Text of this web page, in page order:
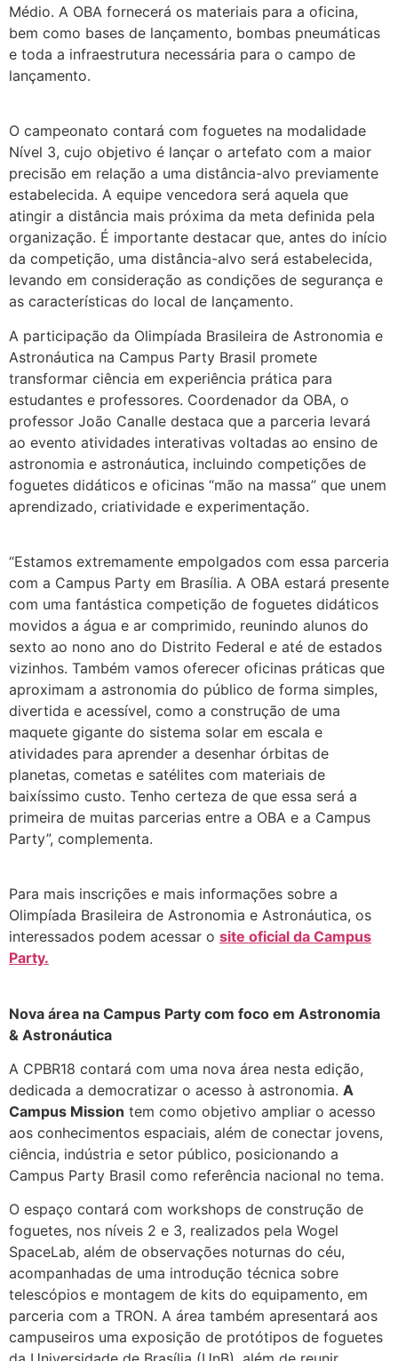
Médio. A OBA fornecerá os materiais para a oficina,
bem como bases de lançamento, bombas pneumáticas
e toda a infraestrutura necessária para o campo de
lançamento.
O campeonato contará com foguetes na modalidade
Nível 3, cujo objetivo é lançar o artefato com a maior
precisão em relação a uma distância-alvo previamente
estabelecida. A equipe vencedora será aquela que
atingir a distância mais próxima da meta definida pela
organização. É importante destacar que, antes do início
da competição, uma distância-alvo será estabelecida,
levando em consideração as condições de segurança e
as características do local de lançamento.
A participação da Olimpíada Brasileira de Astronomia e
Astronáutica na Campus Party Brasil promete
transformar ciência em experiência prática para
estudantes e professores. Coordenador da OBA, o
professor João Canalle destaca que a parceria levará
ao evento atividades interativas voltadas ao ensino de
astronomia e astronáutica, incluindo competições de
foguetes didáticos e oficinas “mão na massa” que unem
aprendizado, criatividade e experimentação.
“Estamos extremamente empolgados com essa parceria
com a Campus Party em Brasília. A OBA estará presente
com uma fantástica competição de foguetes didáticos
movidos a água e ar comprimido, reunindo alunos do
sexto ao nono ano do Distrito Federal e até de estados
vizinhos. Também vamos oferecer oficinas práticas que
aproximam a astronomia do público de forma simples,
divertida e acessível, como a construção de uma
maquete gigante do sistema solar em escala e
atividades para aprender a desenhar órbitas de
planetas, cometas e satélites com materiais de
baixíssimo custo. Tenho certeza de que essa será a
primeira de muitas parcerias entre a OBA e a Campus
Party”, complementa.
Para mais inscrições e mais informações sobre a
Olimpíada Brasileira de Astronomia e Astronáutica, os
interessados podem acessar o site oficial da Campus
Party.
Nova área na Campus Party com foco em Astronomia
& Astronáutica
A CPBR18 contará com uma nova área nesta edição,
dedicada a democratizar o acesso à astronomia. A
Campus Mission tem como objetivo ampliar o acesso
aos conhecimentos espaciais, além de conectar jovens,
ciência, indústria e setor público, posicionando a
Campus Party Brasil como referência nacional no tema.
O espaço contará com workshops de construção de
foguetes, nos níveis 2 e 3, realizados pela Wogel
SpaceLab, além de observações noturnas do céu,
acompanhadas de uma introdução técnica sobre
telescópios e montagem de kits do equipamento, em
parceria com a TRON. A área também apresentará aos
campuseiros uma exposição de protótipos de foguetes